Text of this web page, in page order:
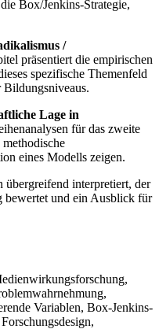
Box/Jenkins-Strategie,
/
präsentiert die empirischen
spezifische Themenfeld
Bildungsniveaus.
Lage in
für das zweite
eines Modells zeigen.
übergreifend interpretiert, der
bewertet und ein Ausblick für
Variablen, Box-Jenkins-